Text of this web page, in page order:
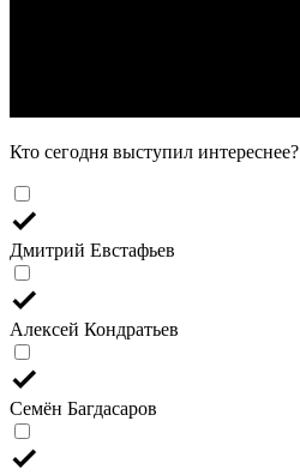
Кто сегодня выступил интереснее?
Дмитрий Евстафьев
Алексей Кондратьев
Семён Багдасаров